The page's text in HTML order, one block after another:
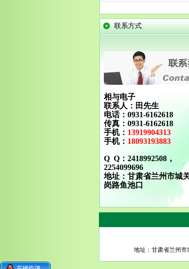
联系方式
相与电子
联系人：田先生
电话：0931-6162618
传真：0931-6162618
手机： 13919904313
手机： 18093193883
Q Q：2418992508，
2254099696
地址：甘肃省兰州市城
岗路鱼池口
地址：甘肃省兰州市